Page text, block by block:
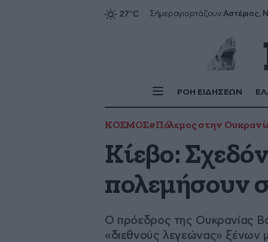
Σήμεραγιορτάζουν:Αστέριος,
ΡΟΗ ΕΙΔΗΣΕΩΝ
ΚΟΣΜΟΣ#Πόλεμος στην
Κίεβο:
πολεμήσουν
Ο πρόεδρος της Ουκρανίας
«διεθνούς λεγεώνας» ξένων